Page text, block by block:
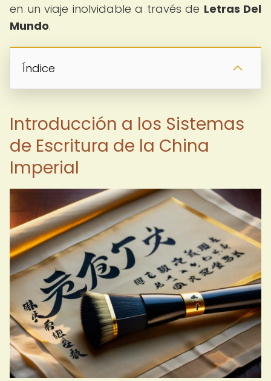
en un viaje inolvidable a través de Letras Del
Mundo.
Índice
Introducción a los Sistemas
de Escritura de la China
Imperial